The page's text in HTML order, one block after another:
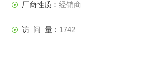
厂商性质： 经销商
访 问 量： 1742